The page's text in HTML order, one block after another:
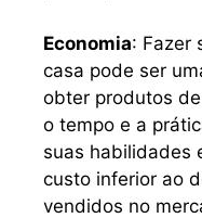
Economia: Fazer
casa pode ser
obter produtos
o tempo e a
suas habilidades
custo inferior ao
vendidos no